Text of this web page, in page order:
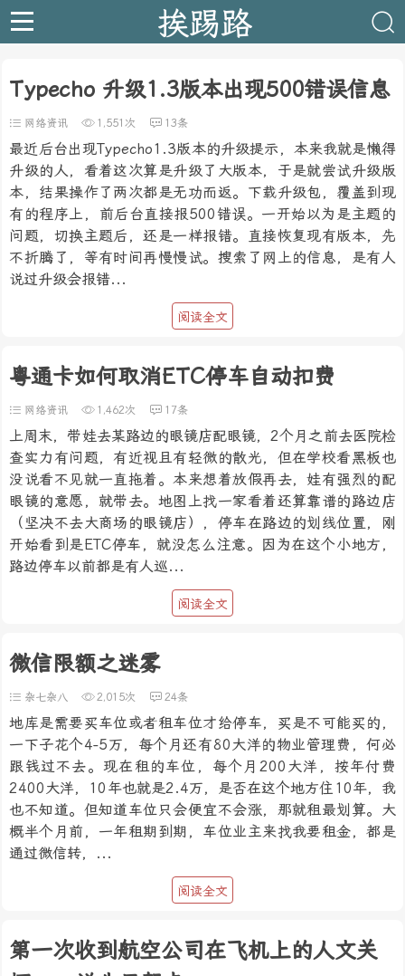
挨踢路
Typecho 升级1.3版本出现500错误信息
网络资讯 1,551次 13条
最近后台出现Typecho1.3版本的升级提示，本来我就是懒得
升级的人，看着这次算是升级了大版本，于是就尝试升级版
本，结果操作了两次都是无功而返。下载升级包，覆盖到现
有的程序上，前后台直接报500错误。一开始以为是主题的
问题，切换主题后，还是一样报错。直接恢复现有版本，先
不折腾了，等有时间再慢慢试。搜索了网上的信息，是有人
说过升级会报错...
阅读全文
粤通卡如何取消ETC停车自动扣费
网络资讯 1,462次 17条
上周末，带娃去某路边的眼镜店配眼镜，2个月之前去医院检
查实力有问题，有近视且有轻微的散光，但在学校看黑板也
没说看不见就一直拖着。本来想着放假再去，娃有强烈的配
眼镜的意愿，就带去。地图上找一家看着还算靠谱的路边店
（坚决不去大商场的眼镜店），停车在路边的划线位置，刚
开始看到是ETC停车，就没怎么注意。因为在这个小地方，
路边停车以前都是有人巡...
阅读全文
微信限额之迷雾
杂七杂八 2,015次 24条
地库是需要买车位或者租车位才给停车，买是不可能买的，
一下子花个4-5万，每个月还有80大洋的物业管理费，何必
跟钱过不去。现在租的车位，每个月200大洋，按年付费
2400大洋，10年也就是2.4万，是否在这个地方住10年，我
也不知道。但知道车位只会便宜不会涨，那就租最划算。大
概半个月前，一年租期到期，车位业主来找我要租金，都是
通过微信转，...
阅读全文
第一次收到航空公司在飞机上的人文关